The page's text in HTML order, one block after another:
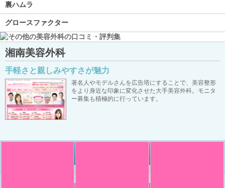
裏ハムラ
グロースファクター
湘南美容外科
手軽さと親しみやすさが魅力
著名人やモデルさんを広告塔にすることで、美容整形
をより身近な印象に変化させた大手美容外科。モニタ
ー募集も積極的に行っています。